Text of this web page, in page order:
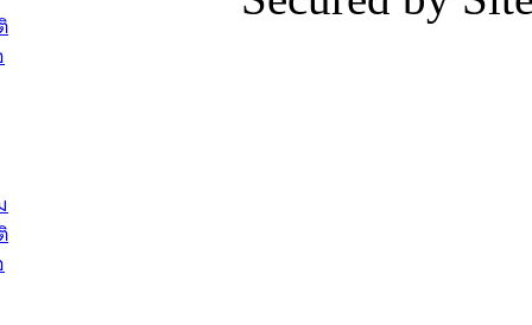
สรรหาให้ดำรงตำแหน่งสายงานผู้
ภาพบรร